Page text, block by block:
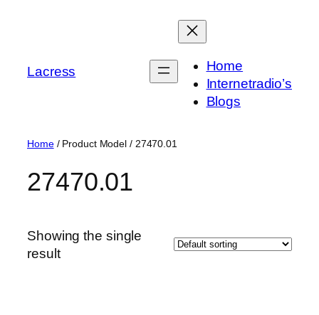
Lacress
Home
Internetradio’s
Blogs
Home/ Product Model / ‎27470.01
‎27470.01
Showing the single
result